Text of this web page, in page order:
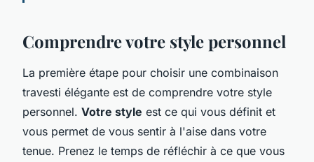
Comprendre votre style personnel
La première étape pour choisir une combinaison
travesti élégante est de comprendre votre style
personnel. Votre style est ce qui vous définit et
vous permet de vous sentir à l'aise dans votre
tenue. Prenez le temps de réfléchir à ce que vous